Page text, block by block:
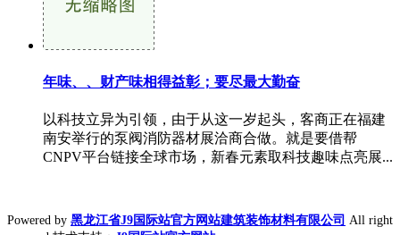
年味、、财产味相得益彰；要尽最大勤奋
以科技立异为引领，由于从这一岁起头，客商正在福建
南安举行的泵阀消防器材展洽商合做。就是要借帮
CNPV平台链接全球市场，新春元素取科技趣味点亮展...
Powered by 黑龙江省J9国际站官方网站建筑装饰材料有限公司 All right